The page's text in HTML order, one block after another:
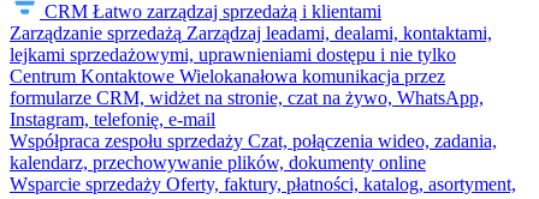
CRM Łatwo zarządzaj sprzedażą i klientami
Zarządzanie sprzedażą Zarządzaj leadami, dealami, kontaktami,
lejkami sprzedażowymi, uprawnieniami dostępu i nie tylko
Centrum Kontaktowe Wielokanałowa komunikacja przez
formularze CRM, widżet na stronie, czat na żywo, WhatsApp,
Instagram, telefonię, e-mail
Współpraca zespołu sprzedaży Czat, połączenia wideo, zadania,
kalendarz, przechowywanie plików, dokumenty online
Wsparcie sprzedaży Oferty, faktury, płatności, katalog, asortyment,